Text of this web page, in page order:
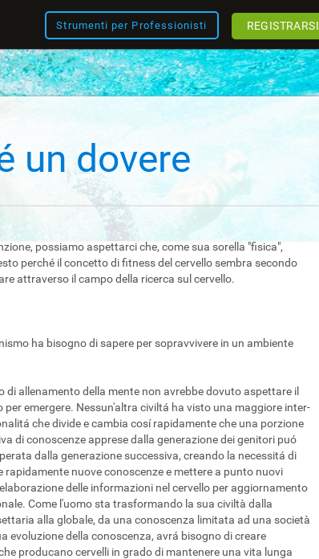
Strumenti per Professionisti REGISTRARSI
un dovere
possiamo aspettarci che, come sua sorella "fisica",
perché il concetto di fitness del cervello sembra secondo
attraverso il campo della ricerca sul cervello.
ha bisogno di sapere per sopravvivere in un ambiente
di allenamento della mente non avrebbe dovuto aspettare il
per emergere. Nessun'altra civiltá ha visto una maggiore inter-
che divide e cambia cosí rapidamente che una porzione
di conoscenze apprese dalla generazione dei genitori puó
dalla generazione successiva, creando la necessitá di
rapidamente nuove conoscenze e mettere a punto nuovi
delle informazioni nel cervello per aggiornamento
Come l'uomo sta trasformando la sua civiltà dalla
alla globale, da una conoscenza limitata ad una società
evoluzione della conoscenza, avrá bisogno di creare
producano cervelli in grado di mantenere una vita lunga